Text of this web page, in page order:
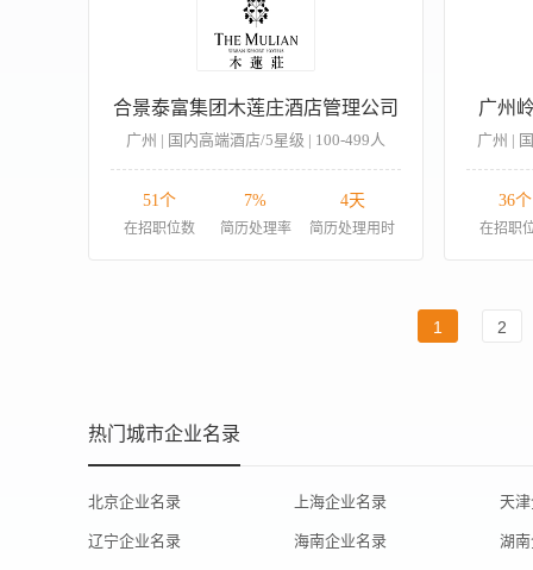
合景泰富集团木莲庄酒店管理公司
广州 | 国内高端酒店/5星级 | 100-499人
51个
在招职位数
7%
简历处理率
4天
简历处理用时
广州
广州 |
36个
在招职
1 2
热门城市企业名录
北京企业名录 上海企业名录 天
辽宁企业名录 海南企业名录 湖